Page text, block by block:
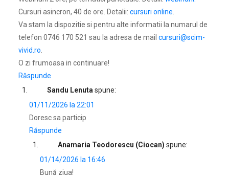
Cursuri asincron, 40 de ore. Detalii: cursuri online
Va stam la dispozitie si pentru alte informatii la numarul de
telefon 0746 170 521 sau la adresa de mail cursuri@scim-
vivid.ro
O zi frumoasa in continuare!
Răspunde
Sandu Lenuta spune:
01/11/2026 la 22:01
Doresc sa particip
Răspunde
Anamaria Teodorescu (Ciocan) spune:
01/14/2026 la 16:46
Bună ziua!